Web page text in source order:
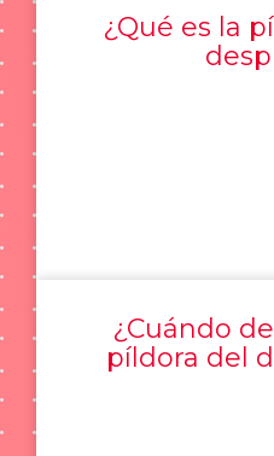
¿Qué es la
¿Cuándo
píldora del